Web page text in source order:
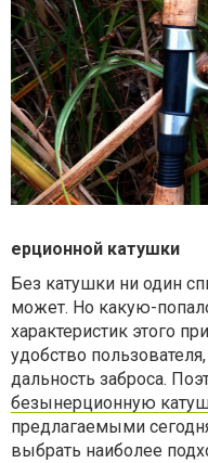
ерционной катушки
Без катушки ни один
может. Но какую-
характеристик этого
удобство
дальность заброса.
безынерционную
предлагаемыми
выбрать наиболее